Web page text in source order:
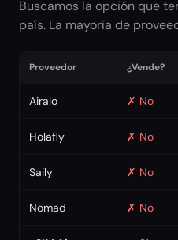
Buscamos la opción que
país. La mayoría de
Proveedor ¿Vende?
Airalo ✗ No
Holafly ✗ No
Saily ✗ No
Nomad ✗ No